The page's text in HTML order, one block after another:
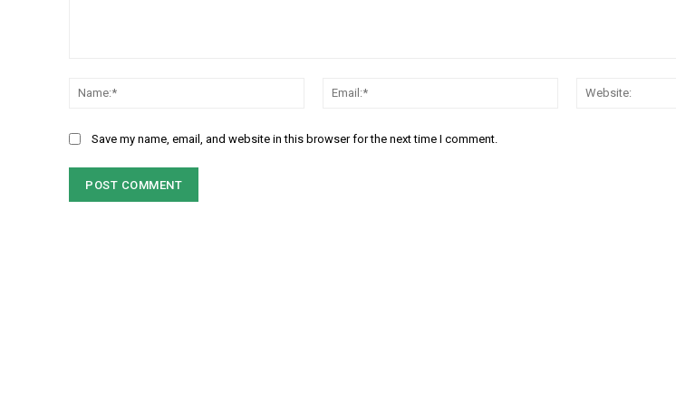
Name:*
Email:*
Save my name, email, and website in this browser for the next time I comment.